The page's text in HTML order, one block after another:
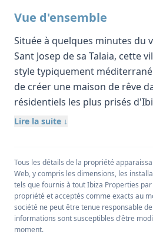
Vue d'ensemble
Située à quelques minutes du
Sant Josep de sa Talaia, cette
style typiquement
de créer une maison de rêve
résidentiels les plus prisés
généreux terrain de 2 069 m²,
salon avec cheminée
Construite pour présenter un
beaux éléments authentiques,
grand potentiel et un charme
architecture. Entourée d'une
Lire la suite ↓
Tous les détails de la propriété
Web, y compris les dimensions, les
tels que fournis à tout Ibiza Properties
propriété et acceptés comme exacts au
société ne peut être tenue responsable
informations sont susceptibles d'être
moment.